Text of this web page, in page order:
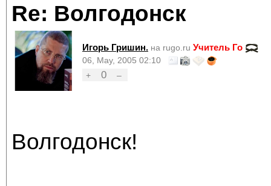
Re: Волгодонск
Игорь Гришин. на rugo.ru Учитель Го
06, May, 2005 02:10
+
0 –
Волгодонск!